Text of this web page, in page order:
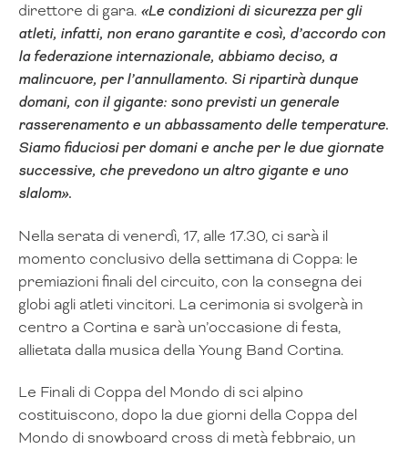
direttore di gara. «Le condizioni di sicurezza per gli
atleti, infatti, non erano garantite e così, d’accordo con
la federazione internazionale, abbiamo deciso, a
malincuore, per l’annullamento. Si ripartirà dunque
domani, con il gigante: sono previsti un generale
rasserenamento e un abbassamento delle temperature.
Siamo fiduciosi per domani e anche per le due giornate
successive, che prevedono un altro gigante e uno
slalom».
Nella serata di venerdì, 17, alle 17.30, ci sarà il
momento conclusivo della settimana di Coppa: le
premiazioni finali del circuito, con la consegna dei
globi agli atleti vincitori. La cerimonia si svolgerà in
centro a Cortina e sarà un’occasione di festa,
allietata dalla musica della Young Band Cortina.
Le Finali di Coppa del Mondo di sci alpino
costituiscono, dopo la due giorni della Coppa del
Mondo di snowboard cross di metà febbraio, un